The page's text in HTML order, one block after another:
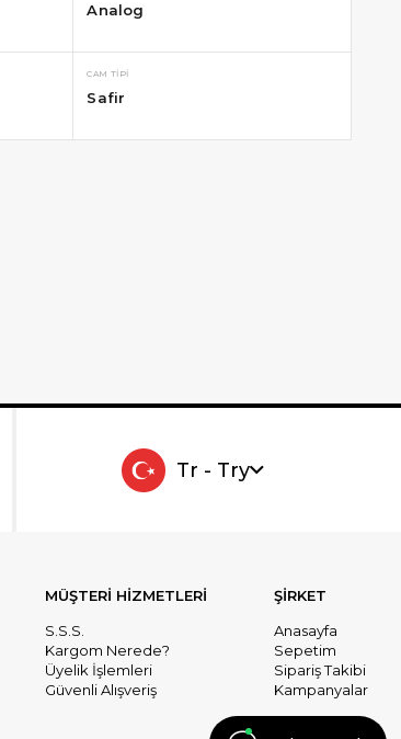
Analog
CAM TIPI
Safir
Tr - Try
MÜŞTERİ HİZMETLERİ
S.S.S.
Kargom Nerede?
Üyelik İşlemleri
Güvenli Alışveriş
ŞİRKET
Anasayfa
Sepetim
Sipariş Takibi
Kampanyalar